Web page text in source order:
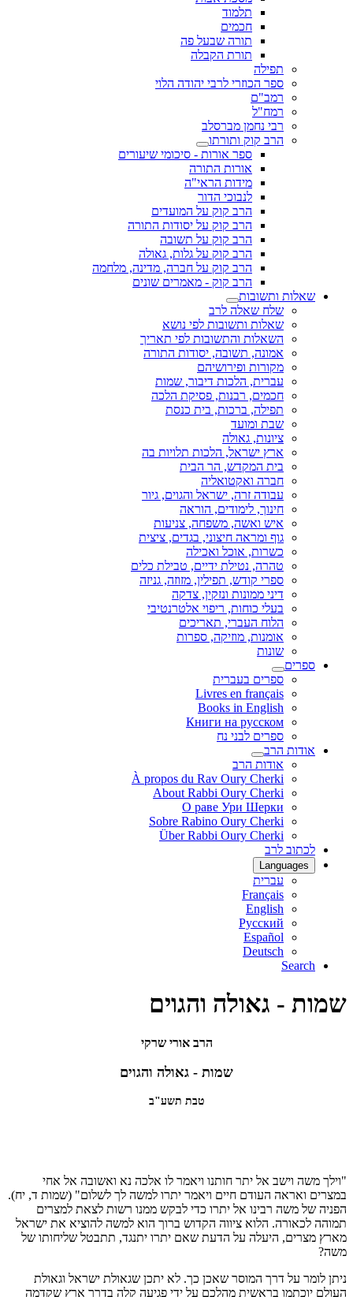
תלמוד
חכמים
תורה שבעל פה
תורת הקבלה
תפילה
ספר הכוזרי לרבי יהודה הלוי
רמב"ם
רמח"ל
רבי נחמן מברסלב
הרב קוק ותורתו
ספר אורות - סיכומי שיעורים
אורות התורה
מידות הראי"ה
לנבוכי הדור
הרב קוק על המועדים
הרב קוק על יסודות התורה
הרב קוק על תשובה
הרב קוק על גלות, גאולה
הרב קוק על חברה, מדינה, מלחמה
הרב קוק - מאמרים שונים
שאלות ותשובות
שלח שאלה לרב
שאלות ותשובות לפי נושא
השאלות והתשובות לפי תאריך
אמונה, תשובה, יסודות התורה
מקורות ופירושיהם
עברית, הלכות דיבור, שמות
חכמים, רבנות, פסיקת הלכה
תפילה, ברכות, בית כנסת
שבת ומועד
ציונות, גאולה
ארץ ישראל, הלכות תלויות בה
בית המקדש, הר הבית
חברה ואקטואליה
עבודה זרה, ישראל והגוים, גיור
חינוך, לימודים, הוראה
איש ואשה, משפחה, צניעות
גוף ומראה חיצוני, בגדים, ציצית
כשרות, אוכל ואכילה
טהרה, נטילת ידיים, טבילת כלים
ספרי קודש, תפילין, מזוזה, גניזה
דיני ממונות ונזקין, צדקה
בעלי כוחות, ריפוי אלטרנטיבי
הלוח העברי, תאריכים
אומנות, מוזיקה, ספרות
שונות
ספרים
ספרים בעברית
Livres en français
Books in English
Книги на русском
ספרים לבני נח
אודות הרב
אודות הרב
À propos du Rav Oury Cherki
About Rabbi Oury Cherki
О раве Ури Шерки
Sobre Rabino Oury Cherki
Über Rabbi Oury Cherki
לכתוב לרב
Languages
עברית
Français
English
Русский
Español
Deutsch
Search
שמות - גאולה והגוים
הרב אורי שרקי
שמות - גאולה והגוים
טבת תשע"ב
"וילך משה וישב אל יתר חותנו ויאמר לו אלכה נא ואשובה אל אחי
במצרים ואראה העודם חיים ויאמר יתרו למשה לך לשלום" (שמות ד, יח).
הפניה של משה רבינו אל יתרו כדי לבקש ממנו רשות לצאת למצרים
תמוהה לכאורה. הלוא ציווה הקדוש ברוך הוא למשה להוציא את ישראל
מארץ מצרים, היעלה על הדעת שאם יתרו יתנגד, תתבטל שליחותו של
משה?
ניתן לומר על דרך המוסר שאכן כך. לא יתכן שגאולת ישראל וגאולת
העולם יוכתמו בראשית מהלכם על ידי פגיעה קלה בדרך ארץ שקדמה